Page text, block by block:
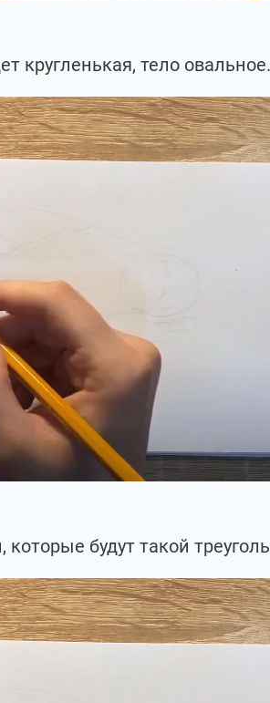
кругленькая, тело овальное.
будут такой